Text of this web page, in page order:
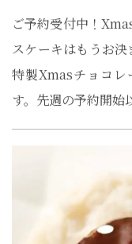
ご予約受付中！
スケーキはもうお
特製Xmasチョコレ
す。先週の予約開